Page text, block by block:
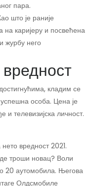
пара.
што је раније
на каријеру и посвећена
журбу него
кладим се
особа. Цена је
и телевизијска личност.
вредност 2021.
троши новац? Воли
20 аутомобила. Његова
Олдсмобиле